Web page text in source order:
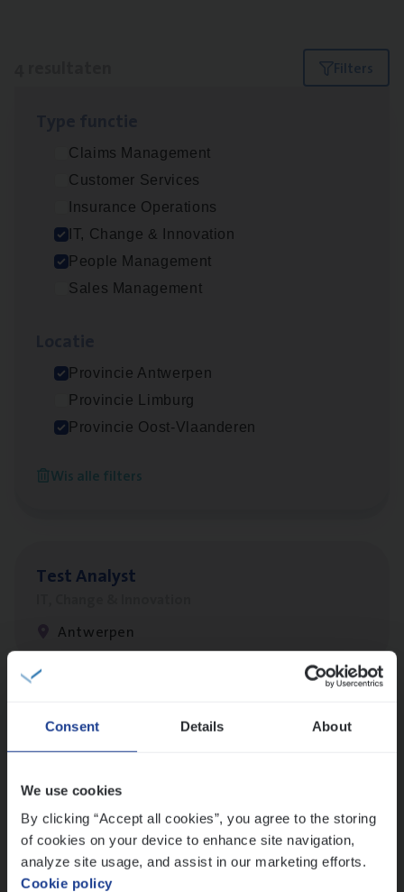
Consent Details About
We use cookies
By clicking “Accept all cookies”, you agree to the storing
of cookies on your device to enhance site navigation,
analyze site usage, and assist in our marketing efforts.
Cookie policy
Filters
Claims Management
Customer Services
Insurance Operations
IT, Change & Innovation
People Management
Sales Management
Provincie Antwerpen
Provincie Limburg
Provincie Oost-Vlaanderen
Wis alle filters
(Agi­le)ITPro­ject Manager
IT, Change & Innovation
Antwerpen
Busi­ness Mana­ger Mari­ne Cargo
Busi­ness Analyst
Antwerpen
Test Ana­lyst
Antwerpen
Lees onze verhalen
Meer dan collega’s: hoe Julie en Aurélie elkaar
Mathias houdt van diepgaande dossiers én droge
humor
Thalia zoekt graag oplossingen, in games én op het
werk